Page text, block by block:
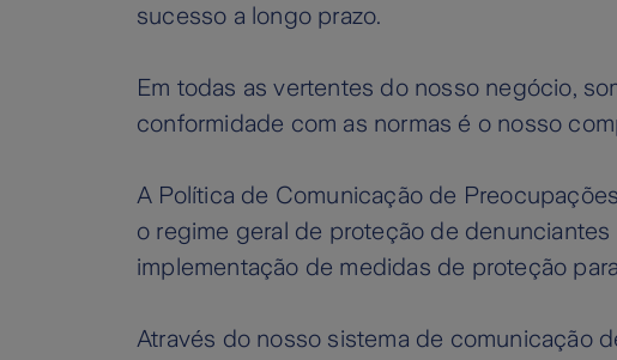
sucesso a longo prazo.
Em todas as vertentes do nosso negócio,
conformidade com as normas é o nosso
A Política de Comunicação de
o regime geral de proteção de
implementação de medidas de proteção
Através do nosso sistema de comunicação